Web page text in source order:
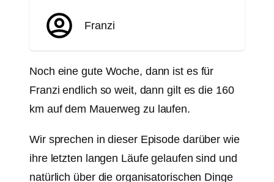
Franzi
Noch eine gute Woche, dann ist es für
Franzi endlich so weit, dann gilt es die 160
km auf dem Mauerweg zu laufen.
Wir sprechen in dieser Episode darüber wie
ihre letzten langen Läufe gelaufen sind und
natürlich über die organisatorischen Dinge